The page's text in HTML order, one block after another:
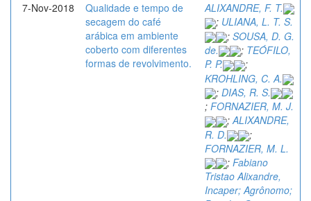
7-Nov-2018
Qualidade e tempo de
secagem do café
arábica em ambiente
coberto com diferentes
formas de revolvimento.
ALIXANDRE, F. T.
; ULIANA, L. T. S.
; SOUSA, D. G.
de.
; TEÓFILO,
P. P.
;
KROHLING, C. A.
; DIAS, R. S.
; FORNAZIER, M. J.
;ALIXANDRE,
R. D.
;
FORNAZIER, M. L.
; Fabiano
Tristao Alixandre,
Incaper; Agrônomo;